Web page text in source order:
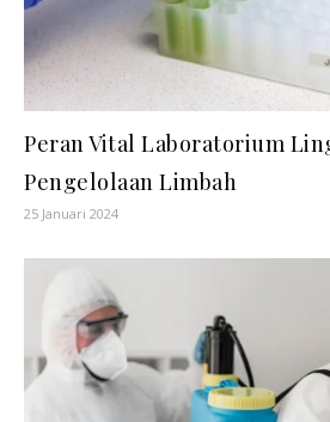
Peran Vital Laboratorium
Pengelolaan Limbah
25 Januari 2024